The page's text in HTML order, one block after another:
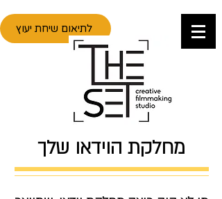
לתיאום שיחת יעוץ
מחלקת הוידאו שלך